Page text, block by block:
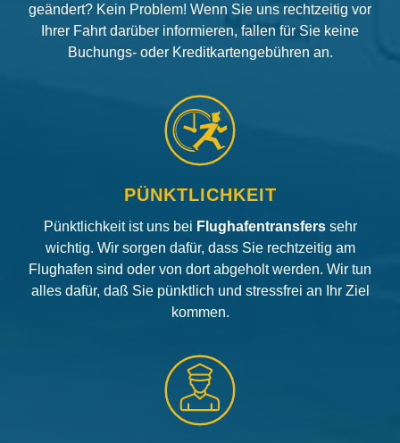
geändert? Kein Problem! Wenn Sie uns rechtzeitig vor
Ihrer Fahrt darüber informieren, fallen für Sie keine
Buchungs- oder Kreditkartengebühren an.
PÜNKTLICHKEIT
Pünktlichkeit ist uns bei Flughafentransfers sehr
wichtig. Wir sorgen dafür, dass Sie rechtzeitig am
Flughafen sind oder von dort abgeholt werden. Wir tun
alles dafür, daß Sie pünktlich und stressfrei an Ihr Ziel
kommen.